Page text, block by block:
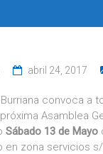
abril 24, 2017
Burriana convoca a
Asamblea
Sábado 13 de Mayo
en zona servicios